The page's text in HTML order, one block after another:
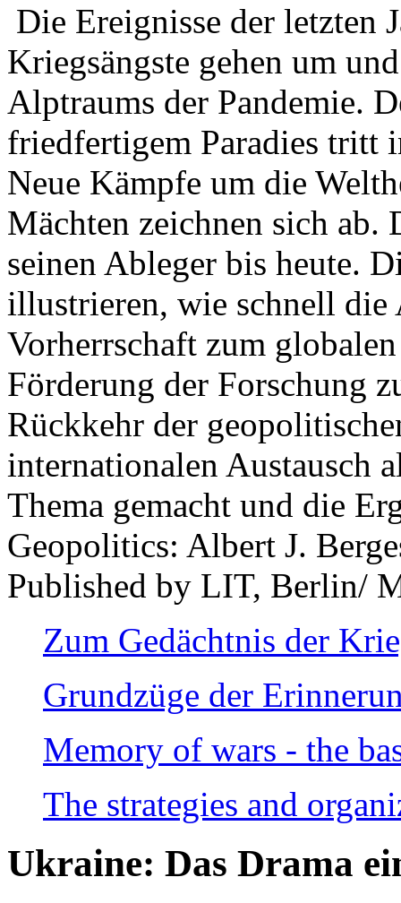
Die Ereignisse der letzten
Kriegsängste gehen um
Alptraums der Pandemie.
friedfertigem Paradies tritt
Neue Kämpfe um die
Mächten zeichnen sich
seinen Ableger bis heute.
illustrieren, wie schnell die
Vorherrschaft zum
Förderung der Forschung
Rückkehr der
internationalen Austausch
Thema gemacht und die
Geopolitics: Albert J.
Published by LIT, Berlin/
Zum Gedächtnis der
Grundzüge der
Memory of wars - the
The strategies and
Ukraine: Das Drama